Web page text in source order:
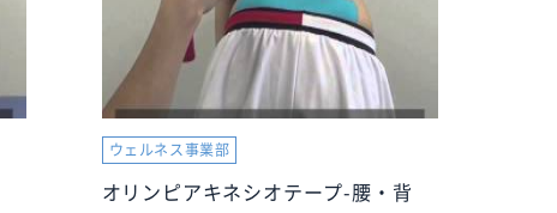
ウェルネス事業部
オリンピアキネシオテープ-腰・背